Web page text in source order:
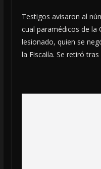
Testigos avisaron al
cual paramédicos de la
lesionado, quien se
la Fiscalía. Se retiró